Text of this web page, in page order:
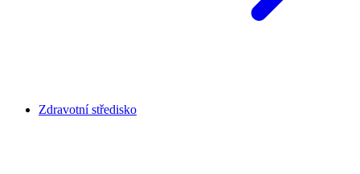
Zdravotní středisko